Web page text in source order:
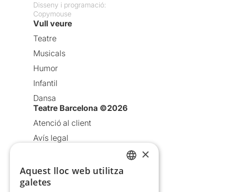
Disseny i programació:
Copymouse
Vull veure
Teatre
Musicals
Humor
Infantil
Dansa
Teatre Barcelona ©2026
Atenció al client
Avís legal
Política de cookies
Condicions d’ús
×
Aquest lloc web utilitza
galetes